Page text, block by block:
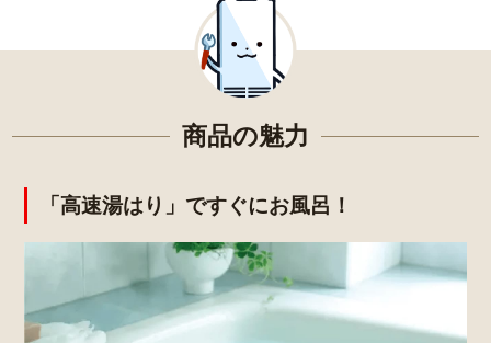
商品の魅力
「高速湯はり」ですぐにお風呂！